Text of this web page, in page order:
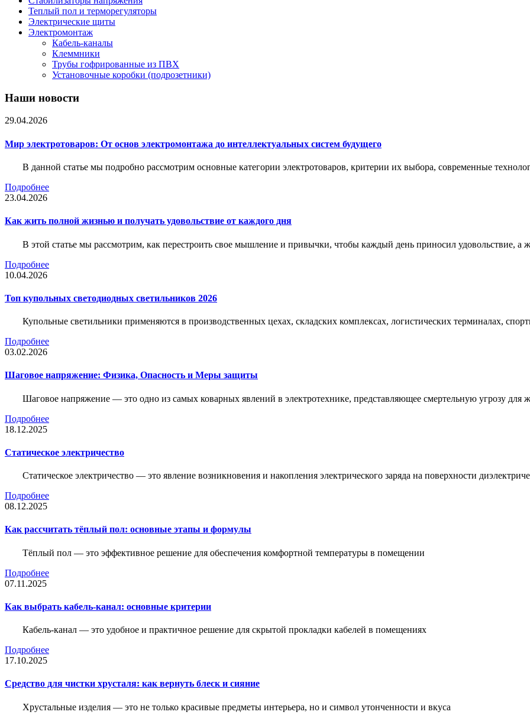
Теплый пол и терморегуляторы
Электрические щиты
Электромонтаж
Кабель-каналы
Клеммники
Трубы гофрированные из ПВХ
Установочные коробки (подрозетники)
Наши новости
29.04.2026
Мир электротоваров: От основ электромонтажа до интеллектуальных систем будущего
В данной статье мы подробно рассмотрим основные категории электротоваров, критерии их выбора, современные
Подробнее
23.04.2026
Как жить полной жизнью и получать удовольствие от каждого дня
В этой статье мы рассмотрим, как перестроить свое мышление и привычки, чтобы каждый день приносил удовольствие, а
Подробнее
10.04.2026
Топ купольных светодиодных светильников 2026
Купольные светильники применяются в производственных цехах, складских комплексах, логистических терминалах,
Подробнее
03.02.2026
Шаговое напряжение: Физика, Опасность и Меры защиты
Шаговое напряжение — это одно из самых коварных явлений в электротехнике, представляющее смертельную угрозу для
Подробнее
18.12.2025
Статическое электричество
Статическое электричество — это явление возникновения и накопления электрического заряда на поверхности
Подробнее
08.12.2025
Как рассчитать тёплый пол: основные этапы и формулы
Тёплый пол — это эффективное решение для обеспечения комфортной температуры в помещении
Подробнее
07.11.2025
Как выбрать кабель-канал: основные критерии
Кабель-канал — это удобное и практичное решение для скрытой прокладки кабелей в помещениях
Подробнее
17.10.2025
Средство для чистки хрусталя: как вернуть блеск и сияние
Хрустальные изделия — это не только красивые предметы интерьера, но и символ утонченности и вкуса